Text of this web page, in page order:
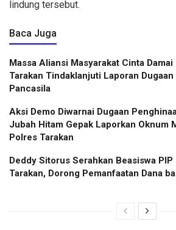
lindung tersebut.
Baca Juga
Massa Aliansi Masyarakat Cinta
Tarakan Tindaklanjuti Laporan
Pancasila
Aksi Demo Diwarnai Dugaan
Jubah Hitam Gepak Laporkan Oknum
Polres Tarakan
Deddy Sitorus Serahkan Beasiswa
Tarakan, Dorong Pemanfaatan Dana